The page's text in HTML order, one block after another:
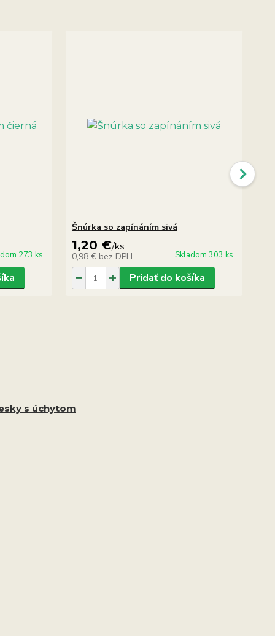
273 ks
Šnúrka so zapínáním sivá
1,20 €/ks
0,98 € bez DPH Skladom 303 ks
Pridať do košíka
s úchytom